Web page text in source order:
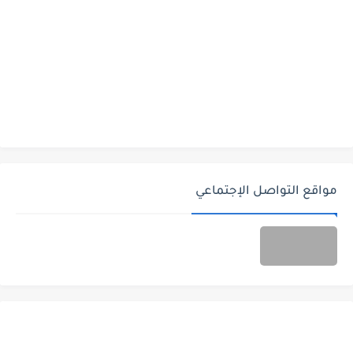
مواقع التواصل الإجتماعي